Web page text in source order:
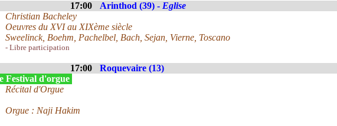
17:00 Arinthod (39) - Eglise
Christian Bacheley
Oeuvres du XVI au XIXème siècle
Sweelinck, Boehm, Pachelbel, Bach, Sejan, Vierne, Toscano
- Libre participation
17:00 Roquevaire (13)
Festival d'orgue
Récital d'Orgue
Orgue : Naji Hakim